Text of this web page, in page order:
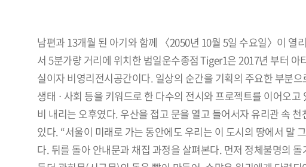
남편과 13개월 된 아기와 함께 〈2050년 10월 5일 수요일〉이
서 5분가량 거리에 위치한 범일운수종점 Tiger1은 2017년 부터
실이자 비영리전시공간이다. 일상의 순간을 기획의 주요한 부분
생태 · 사회 등을 키워드로 한 다수의 전시와 프로젝트를 이어오고
비 내리는 오후였다. 우산을 접고 문을 열고 들어서자 유리관 속
있다. “서울이 미래로 가는 동안에도 우리는 이 도시의 땅에서 말
다. 뒤를 돌아 안내문과 채집 과정을 살펴본다. 먼저 정체불명의